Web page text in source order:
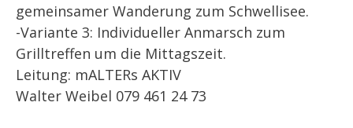
gemeinsamer Wanderung zum Schwellisee.
-Variante 3: Individueller Anmarsch zum
Grilltreffen um die Mittagszeit.
Leitung: mALTERs AKTIV
Walter Weibel 079 461 24 73